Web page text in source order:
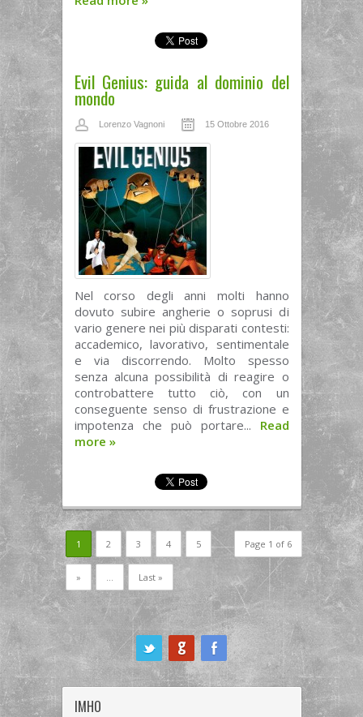
Evil Genius: guida al dominio del
mondo
Lorenzo Vagnoni 15 Ottobre 2016
Nel corso degli anni molti hanno
dovuto subire angherie o soprusi di
vario genere nei più disparati contesti:
accademico, lavorativo, sentimentale
e via discorrendo. Molto spesso
senza alcuna possibilità di reagire o
controbattere tutto ciò, con un
conseguente senso di frustrazione e
impotenza che può portare... Read
more »
Page 1 of 6
1 2 3 4 5
» ... Last »
IMHO